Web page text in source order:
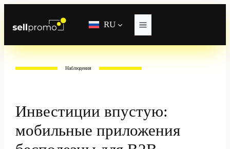
RU
Наблюдения
Инвестиции впустую:
мобильные приложения